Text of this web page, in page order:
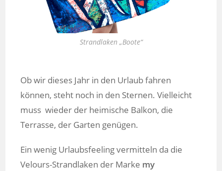
Strandlaken „Boote“
Ob wir dieses Jahr in den Urlaub fahren
können, steht noch in den Sternen. Vielleicht
muss wieder der heimische Balkon, die
Terrasse, der Garten genügen.
Ein wenig Urlaubsfeeling vermitteln da die
Velours-Strandlaken der Marke my